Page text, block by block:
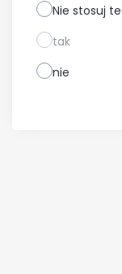
Nie stosuj
tak
nie